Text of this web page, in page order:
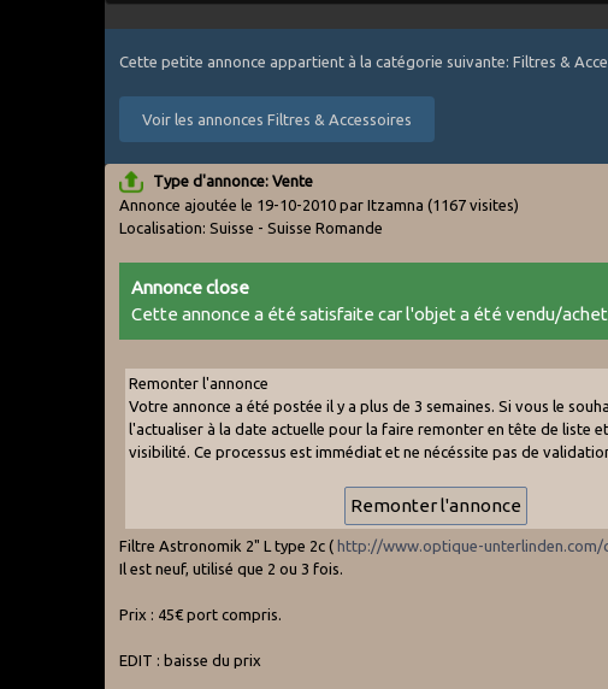
Cette petite annonce appartient à la catégorie suivante: Filtres &
Voir les annonces Filtres & Accessoires
Type d'annonce: Vente
Annonce ajoutée le 19-10-2010 par Itzamna(1167 visites)
Localisation: Suisse - Suisse Romande
Annonce close
Cette annonce a été satisfaite car l'objet a été vendu/
Remonter l'annonce
Votre annonce a été postée il y a plus de 3 semaines. Si vous le
l'actualiser à la date actuelle pour la faire remonter en tête de liste
visibilité. Ce processus est immédiat et ne nécéssite pas de
Filtre Astronomik 2" L type 2c ( http://www.optique-
Il est neuf, utilisé que 2 ou 3 fois.
Prix : 45€ port compris.
EDIT : baisse du prix